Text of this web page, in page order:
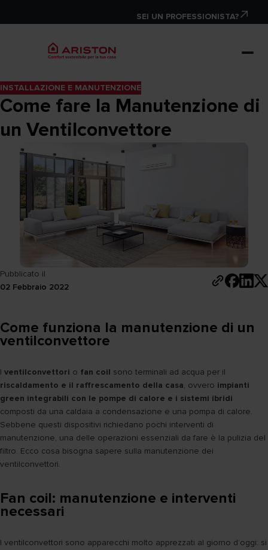
SEI UN PROFESSIONISTA?
INSTALLAZIONE E MANUTENZIONE
Come fare la Manutenzione di
un Ventilconvettore
Pubblicato il
02 Febbraio 2022
Come funziona la manutenzione di un
ventilconvettore
I ventilconvettori o fan coil sono terminali ad acqua per il
riscaldamento e il raffrescamento della casa, ovvero impianti
green integrabili con le pompe di calore e i sistemi ibridi
composti da una caldaia a condensazione e una pompa di calore.
Sebbene questi dispositivi richiedano pochi interventi di
manutenzione, una delle operazioni essenziali da fare è la pulizia del
filtro. Ecco cosa bisogna sapere sulla manutenzione dei
ventilconvettori.
Fan coil: manutenzione e interventi
necessari
I ventilconvettori sono apparecchi molto apprezzati al giorno d’oggi: si